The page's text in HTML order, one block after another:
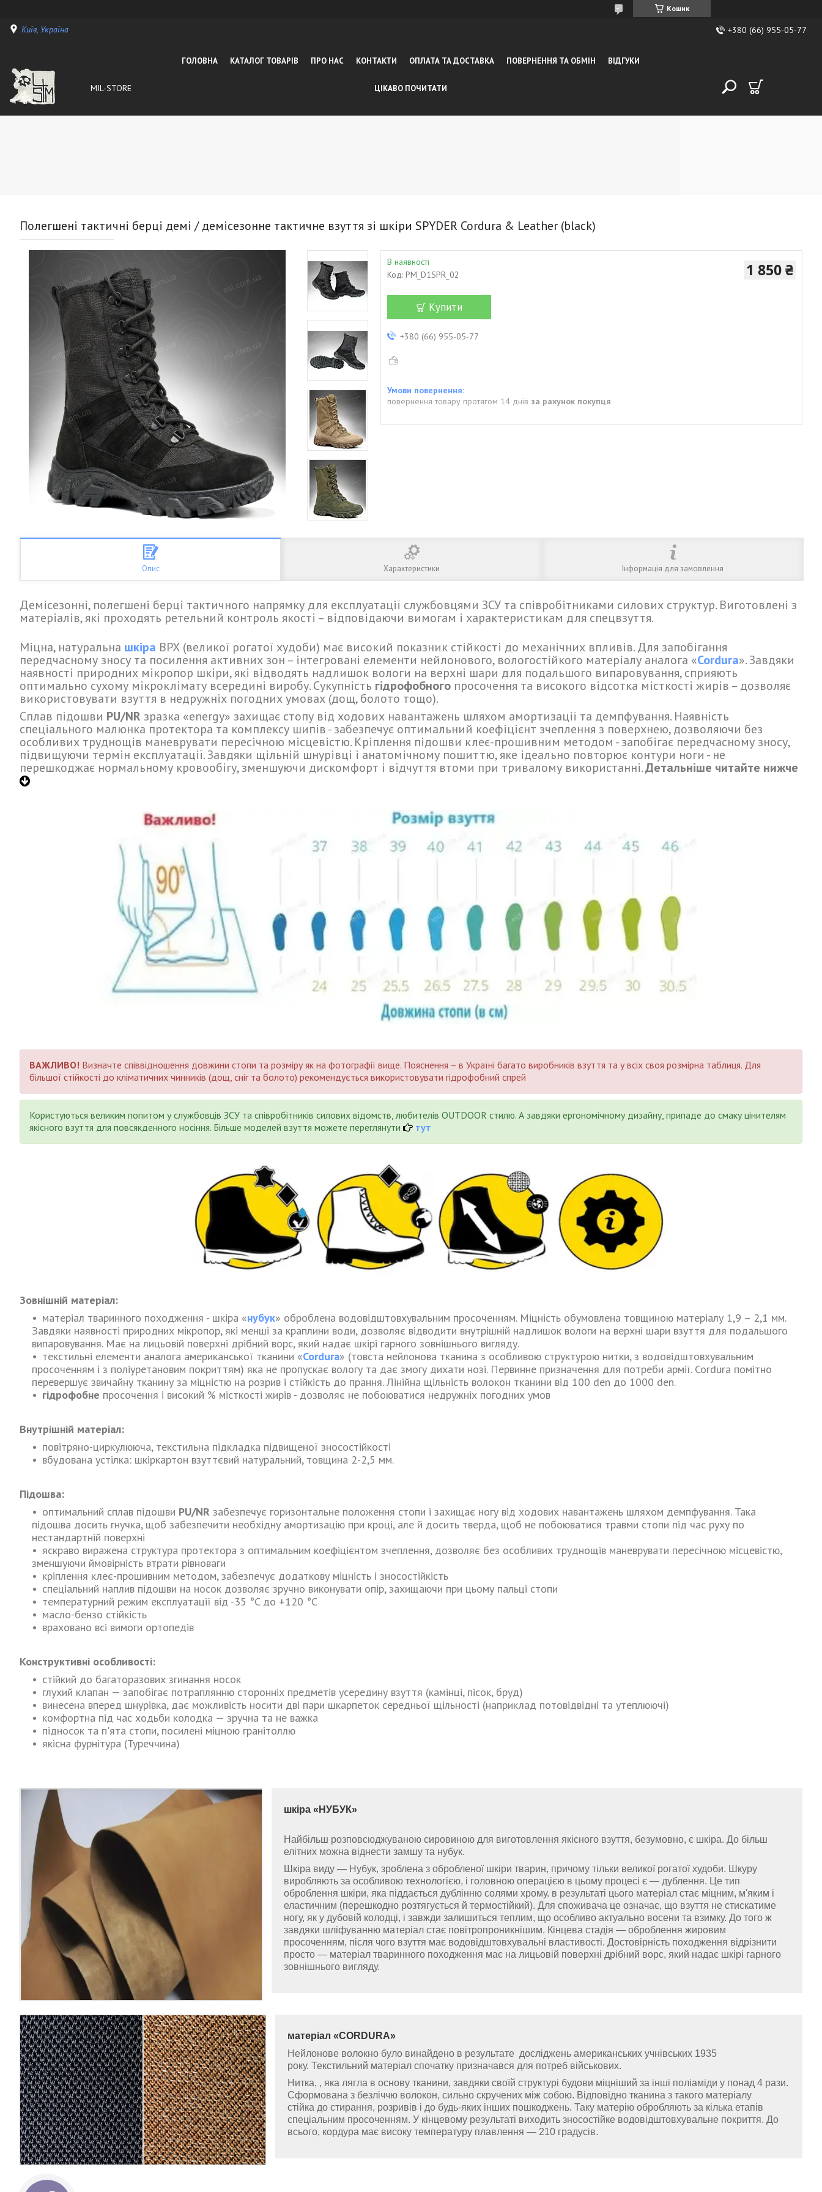
Кошик
Київ, Україна +380 (66) 955-05-77
MIL-STORE
ГОЛОВНА КАТАЛОГ ТОВАРІВ ПРО НАС КОНТАКТИ ОПЛАТА ТА ДОСТАВКА ПОВЕРНЕННЯ ТА ОБМІН ВІДГУКИ
ЦІКАВО ПОЧИТАТИ
Полегшені тактичні берці демі / демісезонне тактичне взуття зі шкіри SPYDER Cordura & Leather (black)
В наявності
Код: PM_D1SPR_02 1 850 ₴
Купити
+380 (66) 955-05-77
повернення товару протягом 14 днів за рахунок покупця
Опис Характеристики Інформація для замовлення
Демісезонні, полегшені берці тактичного напрямку для експлуатації службовцями ЗСУ та співробітниками силових структур. Виготовлені з
матеріалів, які проходять ретельний контроль якості – відповідаючи вимогам і характеристикам для спецвзуття.
Міцна, натуральна шкіра ВРХ (великої рогатої худоби) має високий показник стійкості до механічних впливів. Для запобігання
передчасному зносу та посилення активних зон – інтегровані елементи нейлонового, вологостійкого матеріалу аналога «Cordura». Завдяки
наявності природних мікропор шкіри, які відводять надлишок вологи на верхні шари для подальшого випаровування, сприяють
оптимально сухому мікроклімату всередині виробу. Сукупність гідрофобного просочення та високого відсотка місткості жирів – дозволяє
використовувати взуття в недружніх погодних умовах (дощ, болото тощо).
Сплав підошви PU/NR зразка «energy» захищає стопу від ходових навантажень шляхом амортизації та демпфування. Наявність
спеціального малюнка протектора та комплексу шипів - забезпечує оптимальний коефіцієнт зчеплення з поверхнею, дозволяючи без
особливих труднощів маневрувати пересічною місцевістю. Кріплення підошви клеє-прошивним методом - запобігає передчасному зносу,
підвищуючи термін експлуатації. Завдяки щільній шнурівці і анатомічному пошиттю, яке ідеально повторює контури ноги - не
перешкоджає нормальному кровообігу, зменшуючи дискомфорт і відчуття втоми при тривалому використанні.Детальніше читайте нижче
ВАЖЛИВО! Визначте співвідношення довжини стопи та розміру як на фотографії вище. Пояснення – в Україні багато виробників взуття та у всіх своя розмірна таблиця. Для
більшої стійкості до кліматичних чинників (дощ, сніг та болото) рекомендується використовувати гідрофобний спрей
Користуються великим попитом у службовців ЗСУ та співробітників силових відомств, любителів OUTDOOR стилю. А завдяки ергономічному дизайну, припаде до смаку цінителям
якісного взуття для повсякденного носіння. Більше моделей взуття можете переглянути
тут
Зовнішній матеріал:
матеріал тваринного походження - шкіра «нубук» оброблена водовідштовхувальним просоченням. Міцність обумовлена товщиною матеріалу 1,9 – 2,1 мм.
Завдяки наявності природних мікропор, які менші за краплини води, дозволяє відводити внутрішній надлишок вологи на верхні шари взуття для подальшого
випаровування. Має на лицьовій поверхні дрібний ворс, який надає шкірі гарного зовнішнього вигляду.
текстильні елементи аналога американської тканини «Cordura» (товста нейлонова тканина з особливою структурою нитки, з водовідштовхувальним
просоченням і з поліуретановим покриттям) яка не пропускає вологу та дає змогу дихати нозі. Первинне призначення для потреби армії. Cordura помітно
перевершує звичайну тканину за міцністю на розрив і стійкість до прання. Лінійна щільність волокон тканини від 100 den до 1000 den.
гідрофобне просочення і високий % місткості жирів - дозволяє не побоюватися недружніх погодних умов
Внутрішній матеріал:
повітряно-циркулююча, текстильна підкладка підвищеної зносостійкості
вбудована устілка: шкіркартон взуттєвий натуральний, товщина 2-2,5 мм.
Підошва:
оптимальний сплав підошви PU/NR забезпечує горизонтальне положення стопи і захищає ногу від ходових навантажень шляхом демпфування. Така
підошва досить гнучка, щоб забезпечити необхідну амортизацію при кроці, але й досить тверда, щоб не побоюватися травми стопи під час руху по
нестандартній поверхні
яскраво виражена структура протектора з оптимальним коефіцієнтом зчеплення, дозволяє без особливих труднощів маневрувати пересічною місцевістю,
зменшуючи ймовірність втрати рівноваги
кріплення клеє-прошивним методом, забезпечує додаткову міцність і зносостійкість
спеціальний наплив підошви на носок дозволяє зручно виконувати опір, захищаючи при цьому пальці стопи
температурний режим експлуатації від -35 °C до +120 °C
масло-бензо стійкість
враховано всі вимоги ортопедів
Конструктивні особливості:
стійкий до багаторазових згинання носок
глухий клапан — запобігає потраплянню сторонніх предметів усередину взуття (камінці, пісок, бруд)
винесена вперед шнурівка, дає можливість носити дві пари шкарпеток середньої щільності (наприклад потовідвідні та утеплюючі)
комфортна під час ходьби колодка — зручна та не важка
підносок та п'ята стопи, посилені міцною гранітоллю
якісна фурнітура (Туреччина)
шкіра « НУБУК»
Найбільш розповсюджуваною сировиною для виготовлення якісного взуття, безумовно, є шкіра. До більш
елітних можна віднести замшу та нубук.
Шкіра виду — Нубук, зроблена з обробленої шкіри тварин, причому тільки великої рогатої худоби. Шкуру
виробляють за особливою технологією, і головною операцією в цьому процесі є — дублення. Це тип
оброблення шкіри, яка піддається дублінню солями хрому. в результаті цього матеріал стає міцним, м'яким і
еластичним (перешкодно розтягується й термостійкий). Для споживача це означає, що взуття не стискатиме
ногу, як у дубовій колодці, і завжди залишиться теплим, що особливо актуально восени та взимку. До того ж
завдяки шліфуванню матеріал стає повітропроникнішим. Кінцева стадія — оброблення жировим
просоченням, після чого взуття має водовідштовхувальні властивості. Достовірність походження відрізнити
просто — матеріал тваринного походження має на лицьовій поверхні дрібний ворс, який надає шкірі гарного
зовнішнього вигляду.
матеріал «CORDURA»
Нейлонове волокно було винайдено в результате досліджень американських учнівських 1935
року. Текстильний матеріал спочатку призначався для потреб військових.
Нитка, , яка лягла в основу тканини, завдяки своїй структурі будови міцніший за інші поліаміди у понад 4 рази.
Сформована з безліччю волокон, сильно скручених між собою. Відповідно тканина з такого матеріалу
стійка до стирання, розривів і до будь-яких інших пошкоджень. Таку матерію обробляють за кілька етапів
спеціальним просоченням. У кінцевому результаті виходить зносостійке водовідштовхувальне покриття. До
всього, кордура має високу температуру плавлення — 210 градусів.